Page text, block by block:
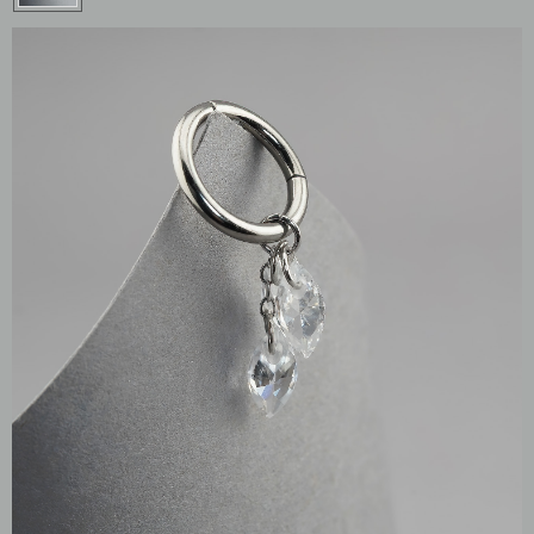
Безрезьбовые украшения
Индастриалы
Микродермалы
Шарики / шипики
НАВИГАЦИЯ
Покупателям
Команда
Акции
Мастерам
КОНТАКТЫ
улица Карла Маркса,
102А, Красноярск
Инструменты